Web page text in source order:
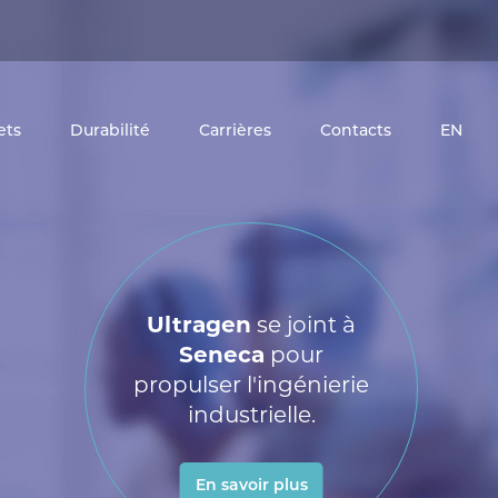
Durabilité Carrières Contacts EN
Ultragen se joint à
Seneca pour
propulser l'ingénierie
industrielle.
En savoir plus